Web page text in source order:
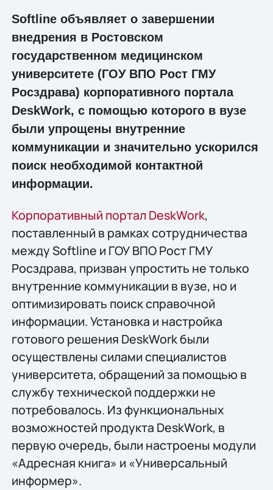
Softline объявляет о завершении
внедрения в Ростовском
государственном медицинском
университете (ГОУ ВПО Рост ГМУ
Росздрава) корпоративного портала
DeskWork, с помощью которого в вузе
были упрощены внутренние
коммуникации и значительно ускорился
поиск необходимой контактной
информации.
Корпоративный портал DeskWork,
поставленный в рамках сотрудничества
между Softline и ГОУ ВПО Рост ГМУ
Росздрава, призван упростить не только
внутренние коммуникации в вузе, но и
оптимизировать поиск справочной
информации. Установка и настройка
готового решения DeskWork были
осуществлены силами специалистов
университета, обращений за помощью в
службу технической поддержки не
потребовалось. Из функциональных
возможностей продукта DeskWork, в
первую очередь, были настроены модули
«Адресная книга» и «Универсальный
информер».